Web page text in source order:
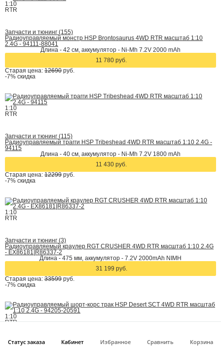
Статус заказа Кабинет Избранное Сравнить Корзина
1:10
RTR
Запчасти и тюнинг (155)
Радиоуправляемый монстр HSP Brontosaurus 4WD RTR масштаб 1:10
2.4G - 94111-88041
Длина - 42 cм, аккумулятор - Ni-Mh 7.2V 2000 mAh
11 780 руб.
Старая цена: 12690 руб.
-7% скидка
1:10
RTR
Запчасти и тюнинг (115)
Радиоуправляемый трагги HSP Tribeshead 4WD RTR масштаб 1:10 2.4G -
94115
Длина - 40 см, аккумулятор - Ni-Mh 7.2V 1800 mAh
11 430 руб.
Старая цена: 12299 руб.
-7% скидка
1:10
RTR
Запчасти и тюнинг (3)
Радиоуправляемый краулер RGT CRUSHER 4WD RTR масштаб 1:10 2.4G
- EX86181|R86337-2
Длина - 475 мм, аккумулятор - 7.2V 2000mAh NIMH
31 199 руб.
Старая цена: 33599 руб.
-7% скидка
1:10
RTR
Запчасти и тюнинг (14)